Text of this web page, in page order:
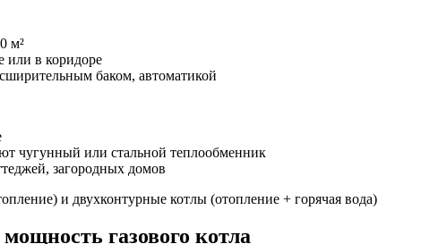
м²
или в коридоре
баком, автоматикой
чугунный или стальной теплообменник
загородных домов
и двухконтурные котлы (отопление + горячая вода)
газового котла